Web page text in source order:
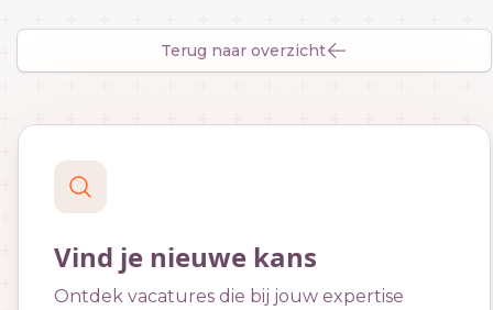
Terug naar overzicht
Vind je nieuwe kans
Ontdek vacatures die bij jouw expertise